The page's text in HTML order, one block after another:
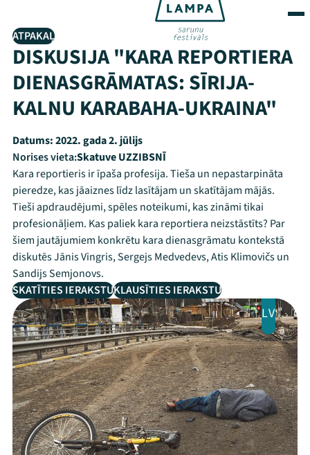
ATPAKAĻ
DISKUSIJA "KARA REPORTIERA
DIENASGRĀMATAS: SĪRIJA-
KALNU KARABAHA-UKRAINA"
Datums:2022. gada 2. jūlijs
Norises vieta:Skatuve UZZIBSNĪ
Kara reportieris ir īpaša profesija. Tieša un nepastarpināta
pieredze, kas jāaiznes līdz lasītājam un skatītājam mājās.
Tieši apdraudējumi, spēles noteikumi, kas zināmi tikai
profesionāļiem. Kas paliek kara reportiera neizstāstīts? Par
šiem jautājumiem konkrētu kara dienasgrāmatu kontekstā
diskutēs Jānis Vingris, Sergejs Medvedevs, Atis Klimovičs un
Sandijs Semjonovs.
SKATĪTIES IERAKSTUKLAUSĪTIES IERAKSTU
LV